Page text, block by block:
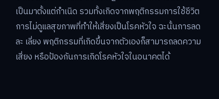
เป็นมาตั้งแต่กำเนิด รวมทั้งเกิดจากพฤติกรรมการใช้ชีวิต
การไม่ดูแลสุขภาพที่ทำให้เสี่ยงเป็นโรคหัวใจ ฉะนั้นการลด
ละ เลี่ยง พฤติกรรมที่เกิดขึ้นจากตัวเองก็สามารถลดความ
เสี่ยง หรือป้องกันการเกิดโรคหัวใจในอนาคตได้